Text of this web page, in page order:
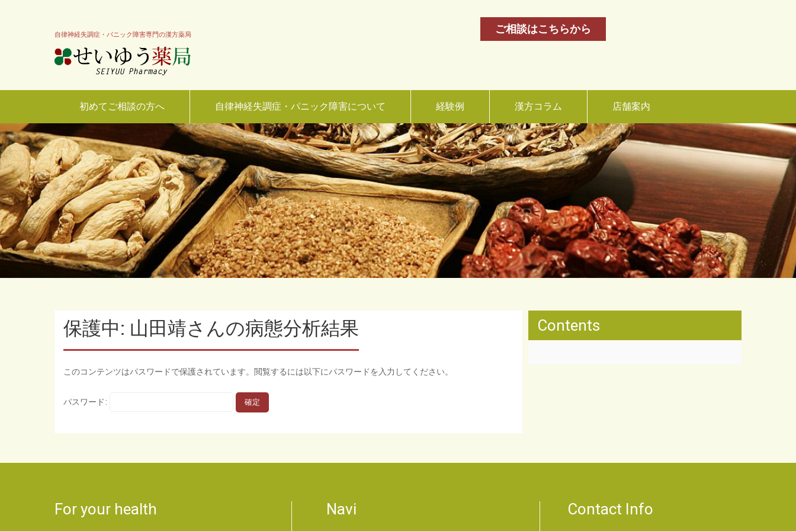
自律神経失調症・パニック障害専門の漢方薬局 ご相談はこちらから
初めてご相談の方へ 自律神経失調症・パニック障害について 経験例 漢方コラム 店舗案内
保護中: 山田靖さんの病態分析結果
このコンテンツはパスワードで保護されています。閲覧するには以下にパスワードを入力してください。
パスワード:
Contents
For your health Navi Contact Info